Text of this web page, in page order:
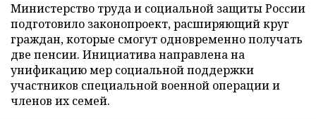
Министерство труда и социальной защиты России
подготовило законопроект, расширяющий круг
граждан, которые смогут одновременно получать
две пенсии. Инициатива направлена на
унификацию мер социальной поддержки
участников специальной военной операции и
членов их семей.